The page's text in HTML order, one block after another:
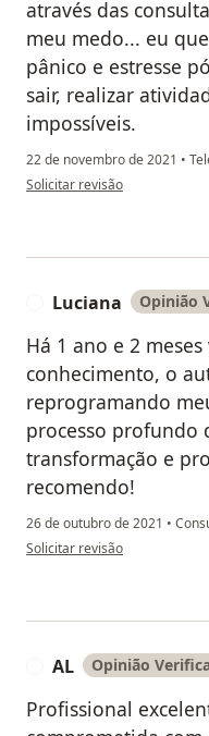
através das
meu medo... eu
pânico e estresse
sair, realizar
impossíveis.
22 de novembro de 2021 •
na opinião do utilizador
Solicitar revisão
Luciana Opinião
Há 1 ano e 2
conhecimento, o
reprogramando
processo profundo
transformação e
recomendo!
26 de outubro de 2021 •
na opinião do utilizador Luciana
Solicitar revisão
AL Opinião
Profissional